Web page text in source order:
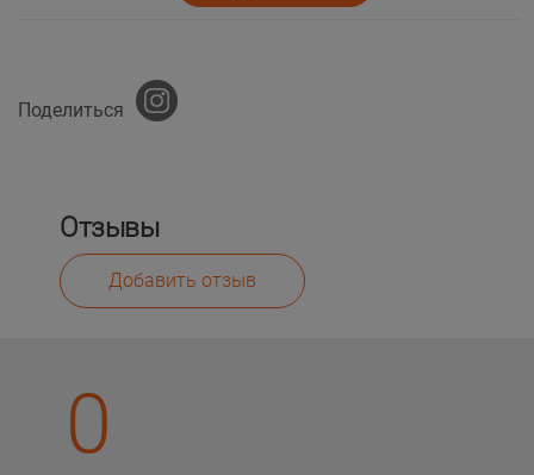
Поделиться
Отзывы
Добавить отзыв
0